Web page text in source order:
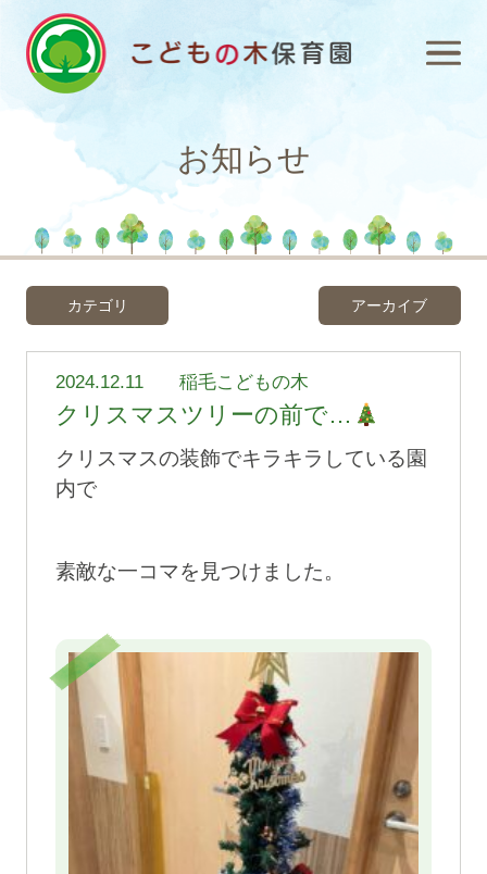
お知らせ
カテゴリ アーカイブ
2024.12.11 稲毛こどもの木
クリスマスツリーの前で…
クリスマスの装飾でキラキラしている園
内で
素敵な一コマを見つけました。